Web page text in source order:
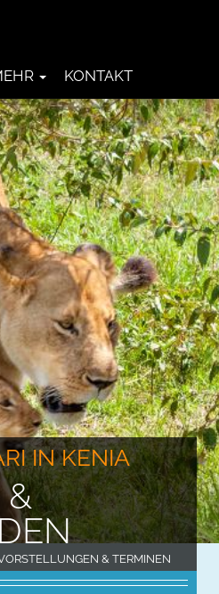
KONTAKT
IN KENIA
&
& TERMINEN